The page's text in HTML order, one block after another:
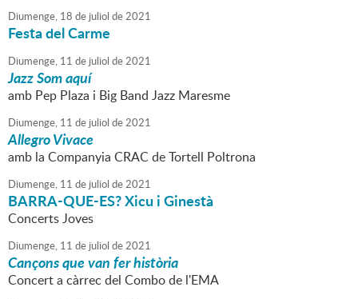
Diumenge, 18 de juliol de2021
Festa del Carme
Diumenge, 11 de juliol de2021
Jazz Som aquí
amb Pep Plaza i Big Band Jazz Maresme
Diumenge, 11 de juliol de2021
Allegro Vivace
amb la Companyia CRAC de Tortell Poltrona
Diumenge, 11 de juliol de2021
BARRA-QUE-ES? Xicu i Ginestà
Concerts Joves
Diumenge, 11 de juliol de2021
Cançons que van fer història
Concert a càrrec del Combo de l'EMA